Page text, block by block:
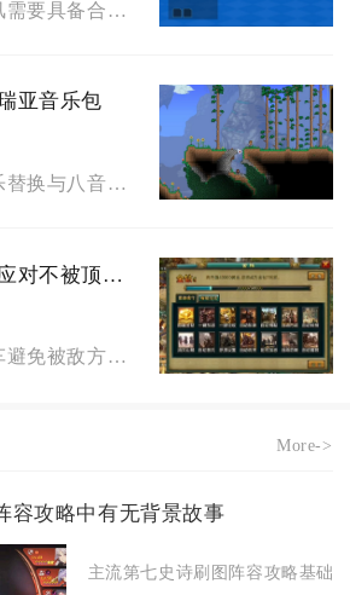
像素射击高厚度披风需要具备合理的分层像素结构、收敛式外轮廓、低干扰纹理分区、适配对战的色彩
亚音乐包
合理区分资源包音乐替换与八音盒录制播放两套体系、规范文件部署路径、搭配场景灵活切换播放方式
帝王三国冲车何以应对不被顶翻的挑战
想要让帝王三国冲车避免被敌方部队顶翻，核心思路是构建多层封锁阵线切断近战单位贴脸路径，配合
More->
容攻略中有无背景故事
主流第七史诗刷图阵容攻略基础